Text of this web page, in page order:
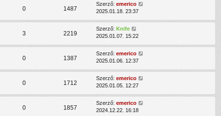
0 1487
Szerző: emerico
2025.01.18. 23:37
3 2219
Szerző: Knife
2025.01.07. 15:22
0 1387
Szerző: emerico
2025.01.06. 12:37
0 1712
Szerző: emerico
2025.01.05. 12:27
0 1857
Szerző: emerico
2024.12.22. 16:18